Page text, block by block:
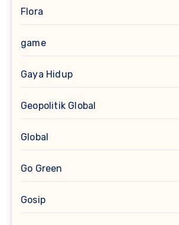
Flora
game
Gaya Hidup
Geopolitik Global
Global
Go Green
Gosip